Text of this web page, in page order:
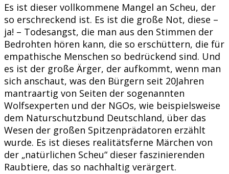
Es ist dieser vollkommene Mangel an Scheu, der
so erschreckend ist. Es ist die große Not, diese –
ja! – Todesangst, die man aus den Stimmen der
Bedrohten hören kann, die so erschüttern, die für
empathische Menschen so bedrückend sind. Und
es ist der große Ärger, der aufkommt, wenn man
sich anschaut, was den Bürgern seit 20Jahren
mantraartig von Seiten der sogenannten
Wolfsexperten und der NGOs, wie beispielsweise
dem Naturschutzbund Deutschland, über das
Wesen der großen Spitzenprädatoren erzählt
wurde. Es ist dieses realitätsferne Märchen von
der „natürlichen Scheu“ dieser faszinierenden
Raubtiere, das so nachhaltig verärgert.